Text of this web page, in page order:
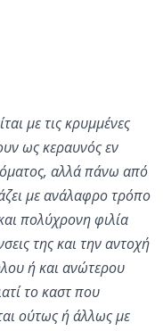
με τις κρυμμένες
ως κεραυνός εν
αλλά πάνω από
με ανάλαφρο τρόπο
πολύχρονη φιλία
της και την αντοχή
ή και ανώτερου
το καστ που
ούτως ή άλλως με